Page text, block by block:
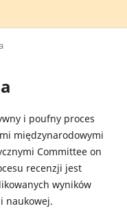
i poufny proces
międzynarodowymi
Committee on
recenzji jest
wyników
naukowej.